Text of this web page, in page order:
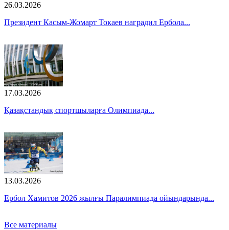
26.03.2026
Президент Касым-Жомарт Токаев наградил Ербола...
17.03.2026
Қазақстандық спортшыларға Олимпиада...
13.03.2026
Ербол Хамитов 2026 жылғы Паралимпиада ойындарында...
Все материалы